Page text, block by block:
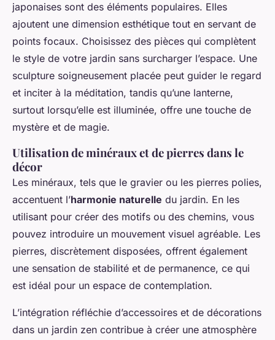
japonaises sont des éléments populaires. Elles
ajoutent une dimension esthétique tout en servant de
points focaux. Choisissez des pièces qui complètent
le style de votre jardin sans surcharger l’espace. Une
sculpture soigneusement placée peut guider le regard
et inciter à la méditation, tandis qu’une lanterne,
surtout lorsqu’elle est illuminée, offre une touche de
mystère et de magie.
Utilisation de minéraux et de pierres dans le
décor
Les minéraux, tels que le gravier ou les pierres polies,
accentuent l’harmonie naturelle du jardin. En les
utilisant pour créer des motifs ou des chemins, vous
pouvez introduire un mouvement visuel agréable. Les
pierres, discrètement disposées, offrent également
une sensation de stabilité et de permanence, ce qui
est idéal pour un espace de contemplation.
L’intégration réfléchie d’accessoires et de décorations
dans un jardin zen contribue à créer une atmosphère